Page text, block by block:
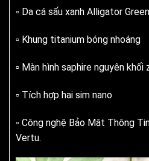
▫️ Da cá sấu xanh Alligator
▫️ Khung titanium bóng nhoáng
▫️ Màn hình saphire nguyên khối
▫️ Tích hợp hai sim nano
▫️ Công nghệ Bảo Mật Thông
Vertu.